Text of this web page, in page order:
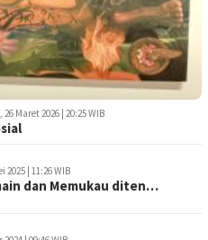
26 Maret 2026 | 20:25 WIB
2025 | 11:26 WIB
dan Memukau diten…